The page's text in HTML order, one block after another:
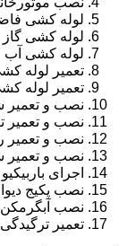
لوله کشی
لوله کشی گاز
لوله کشی آب
تعمیر لوله
تعمیر لوله
نصب و تعمیر
نصب و تعمیر
نصب و تعمیر
نصب و
اجرای باربیکیو
نصب پکیج
نصب آبگرمکن
تعمیر